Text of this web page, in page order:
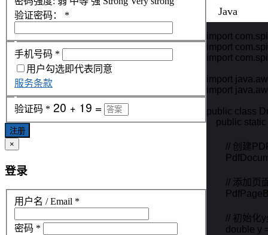
Java
import
import
import
import
import
public class
public
// 创建
// 添加页
// 初始
double y
验证密码：
*
手机号码 *
用户勾选即代表同意
服务条款
验证码 *
注册
×
登录
用户名 / Email *
密码 *